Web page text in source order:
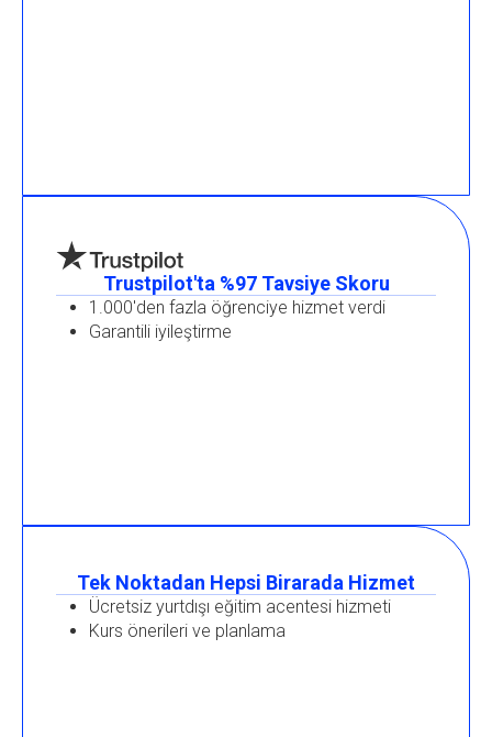
Trustpilot'ta %97 Tavsiye Skoru
1.000'den fazla öğrenciye hizmet verdi
Garantili iyileştirme
Tek Noktadan Hepsi Birarada Hizmet
Ücretsiz yurtdışı eğitim acentesi hizmeti
Kurs önerileri ve planlama